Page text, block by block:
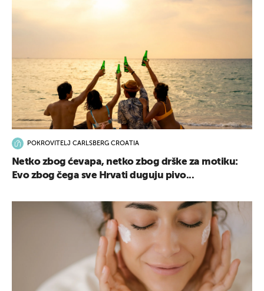
POKROVITELJ CARLSBERG CROATIA
Netko zbog ćevapa, netko zbog drške za motiku:
Evo zbog čega sve Hrvati duguju pivo...